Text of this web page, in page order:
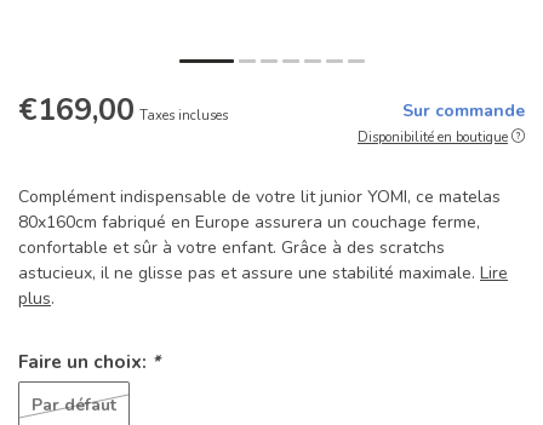
€169,00 Taxes incluses Sur commande
Disponibilité en boutique
Complément indispensable de votre lit junior YOMI, ce matelas
80x160cm fabriqué en Europe assurera un couchage ferme,
confortable et sûr à votre enfant. Grâce à des scratchs
astucieux, il ne glisse pas et assure une stabilité maximale. Lire
plus.
Faire un choix: *
Par défaut